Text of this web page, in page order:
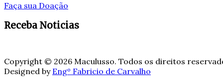
Faça sua Doação
Receba Noticias
Copyright © 2026 Maculusso. Todos os direitos
Designed by Engº Fabricio de Carvalho